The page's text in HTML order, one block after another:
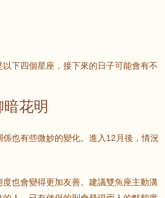
下四個星座，接下來的日子可能會有不
花明
也有些微妙的變化。進入12月後，情況
也會變得更加友善。建議雙魚座主動溝